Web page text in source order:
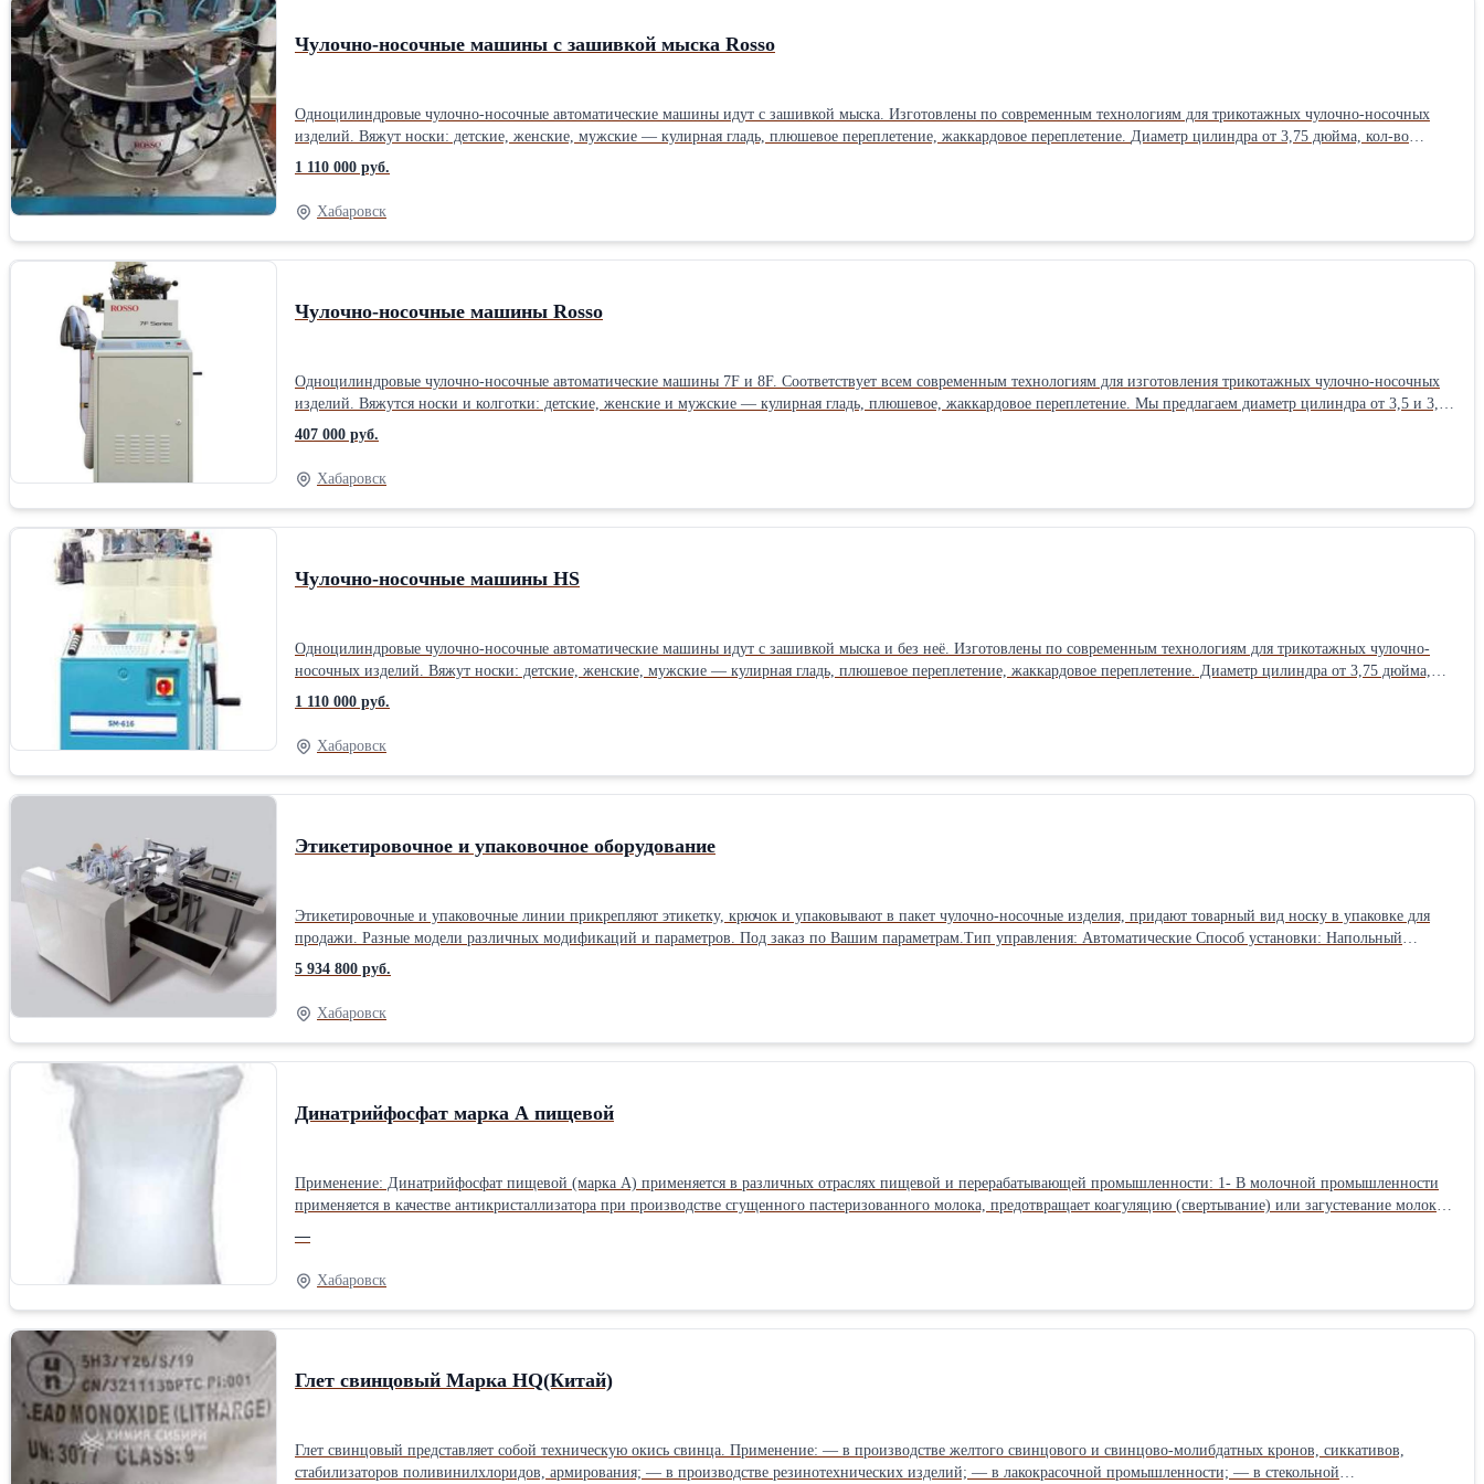
Чулочно-носочные машины с зашивкой мыска Rosso
Одноцилиндровые чулочно-носочные автоматические машины идут c зашивкой мыска. Изготовлены по современным технологиям для трикотажных чулочно-носочных
изделий. Вяжут носки: детские, женские, мужские — кулирная гладь, плюшевое переплетение, жаккардовое переплетение. Диаметр цилиндра от 3,75 дюйма, кол-во
1 110 000 руб.
Хабаровск
Чулочно-носочные машины Rosso
Одноцилиндровые чулочно-носочные автоматические машины 7F и 8F. Соответствует всем современным технологиям для изготовления трикотажных чулочно-носочных
изделий. Вяжутся носки и колготки: детские, женские и мужские — кулирная гладь, плюшевое, жаккардовое переплетение. Мы предлагаем диаметр цилиндра от 3,5 и 3,75
дюймов, кол-во иголок в диапазоне 84-200. Чулочно-носочные машины оснащены системой электронного управления в 2 вариантах: Feibang (Китай) - многоязычный
Mingde (Китай) - многоязычный По запросу, при необходимости, стандартная модель может быть оснащена дополнительными механизмами, которые выполняют
специфические опции (например, для изготовления подследников, два нитеводителя для подачи резиновой нити, двумя главными системами и т.д.).
407 000 руб.
Хабаровск
Чулочно-носочные машины HS
Одноцилиндровые чулочно-носочные автоматические машины идут c зашивкой мыска и без неё. Изготовлены по современным технологиям для трикотажных чулочно-
носочных изделий. Вяжут носки: детские, женские, мужские — кулирная гладь, плюшевое переплетение, жаккардовое переплетение. Диаметр цилиндра от 3,75 дюйма,
кол-во иголок от 84 до 200. Система электронного управления китайский/английский. Без зашивки мыска - 3,75 универсальная Plain/terry С зашивкой мыска - 3,75
универсальная Plain/terry Изготавливаем модели различных модификаций и параметров на сертифицированном заводе КНР, под руководством специалистов из Южной
Кореи и России. Делаем Вас лучшими! Наша уникальность: 1.Производим чулочно-носочные изделия на оборудование которое поставляем 2.Поставляем и изготавливаем
под заказ по Вашим образцам для любых марок чулочно-носочных машин 3.При покупке оборудования обеспечиваем техническим специалистом для монтажа, наладки и
обучения. Под заказ по Вашим параметрам. Цена по запросу.
1 110 000 руб.
Хабаровск
Этикетировочное и упаковочное оборудование
Этикетировочные и упаковочные линии прикрепляют этикетку, крючок и упаковывают в пакет чулочно-носочные изделия, придают товарный вид носку в упаковке для
продажи. Разные модели различных модификаций и параметров. Под заказ по Вашим параметрам.Тип управления: Автоматические Способ установки: Напольный
Назначение: Для защитной упаковки
5 934 800 руб.
Хабаровск
Динатрийфосфат марка А пищевой
Применение: Динатрийфосфат пищевой (марка А) применяется в различных отраслях пищевой и перерабатывающей промышленности: 1- В молочной промышленности
применяется в качестве антикристаллизатора при производстве сгущенного пастеризованного молока, предотвращает коагуляцию (свертывание) или загустевание молока в
том числе колбасных, плавленых твердых, неплавких. 4- Применяется как добавка в пищевой рацион скота.
—
Хабаровск
Глет свинцовый Марка HQ(Китай)
Глет свинцовый представляет собой техническую окись свинца. Применение: — в производстве желтого свинцового и свинцово-молибдатных кронов, сиккативов,
стабилизаторов поливинилхлоридов, армирования; — в производстве резинотехнических изделий; — в лакокрасочной промышленности; — в стекольной